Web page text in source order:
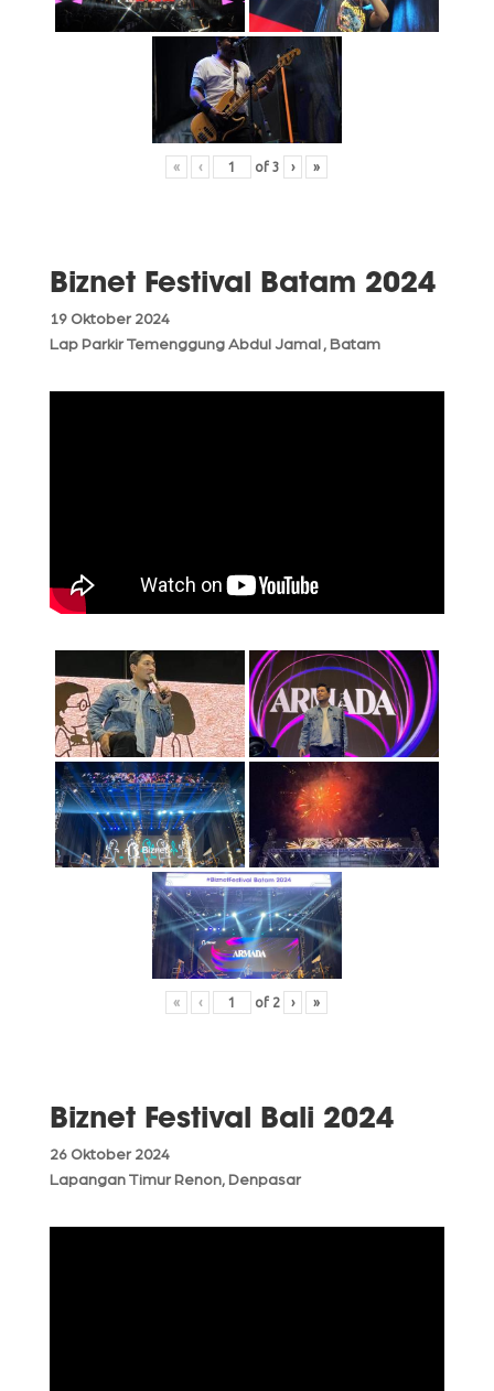
« ‹ of3 › »
Biznet Festival Batam 2024
19 Oktober 2024
Lap Parkir Temenggung Abdul Jamal , Batam
« ‹ of 2 › »
Biznet Festival Bali 2024
26 Oktober 2024
Lapangan Timur Renon, Denpasar